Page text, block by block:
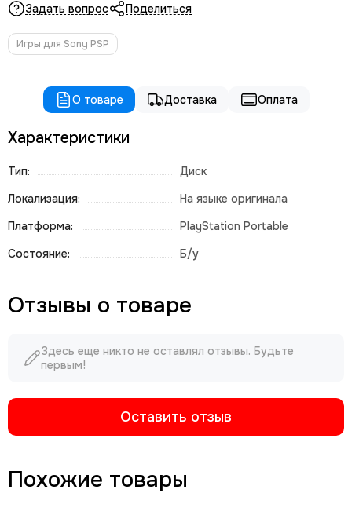
Задать вопрос Поделиться
Игры для Sony PSP
О товаре Доставка Оплата
Характеристики
Тип:
Диск
Локализация:
На языке оригинала
Платформа:
PlayStation Portable
Состояние:
Б/у
Отзывы о товаре
Здесь еще никто не оставлял отзывы. Будьте
первым!
Оставить отзыв
Похожие товары